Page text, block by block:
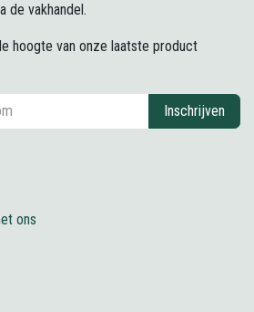
de vakhandel.
hoogte van onze laatste product
Inschrijven
ons